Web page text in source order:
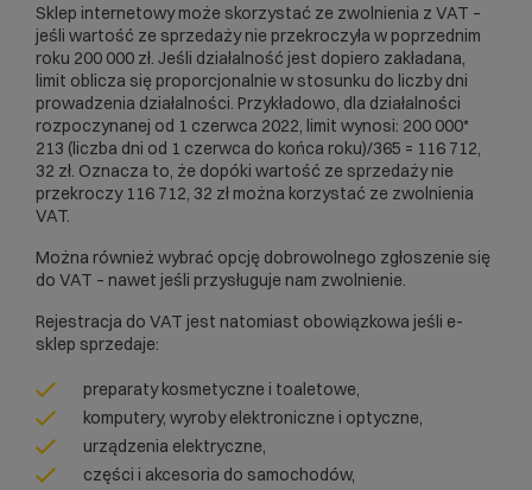
Sklep internetowy może skorzystać ze zwolnienia z VAT –
jeśli wartość ze sprzedaży nie przekroczyła w poprzednim
roku 200 000 zł. Jeśli działalność jest dopiero zakładana,
limit oblicza się proporcjonalnie w stosunku do liczby dni
prowadzenia działalności. Przykładowo, dla działalności
rozpoczynanej od 1 czerwca 2022, limit wynosi: 200 000*
213 (liczba dni od 1 czerwca do końca roku)/365 = 116 712,
32 zł. Oznacza to, że dopóki wartość ze sprzedaży nie
przekroczy 116 712, 32 zł można korzystać ze zwolnienia
VAT.
Można również wybrać opcję dobrowolnego zgłoszenie się
do VAT – nawet jeśli przysługuje nam zwolnienie.
Rejestracja do VAT jest natomiast obowiązkowa jeśli e-
sklep sprzedaje:
preparaty kosmetyczne i toaletowe,
komputery, wyroby elektroniczne i optyczne,
urządzenia elektryczne,
części i akcesoria do samochodów,